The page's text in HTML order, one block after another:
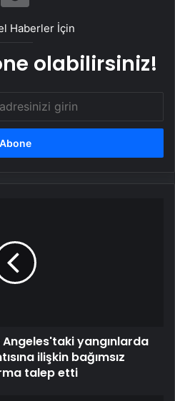
Haberler İçin
olabilirsiniz!
yangınlarda
ilişkin bağımsız
talep etti